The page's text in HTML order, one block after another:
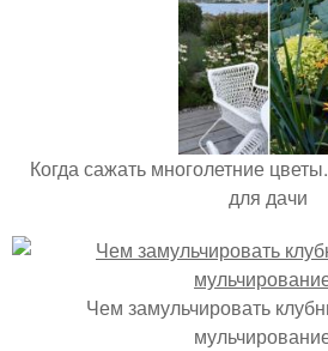
Когда сажать многолетние
для дачи
Чем замульчировать